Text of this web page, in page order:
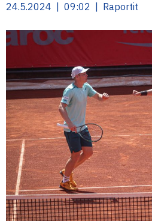
24.5.2024 | 09:02 | Raportit